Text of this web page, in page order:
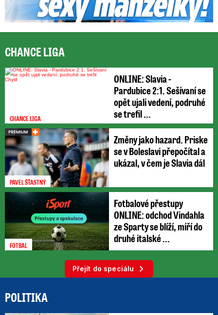
CHANCE LIGA
CHANCE LIGA
ONLINE: Slavia -
Pardubice 2:1. Sešívaní se
opět ujali vedení, podruhé
se trefil ...
PAVEL ŠŤASTNÝ
Změny jako hazard. Priske
se v Boleslavi přepočítal a
ukázal, v čem je Slavia dál
FOTBAL
Fotbalové přestupy
ONLINE: odchod Vindahla
ze Sparty se blíží, míří do
druhé italské ...
Přejít do speciálu
POLITIKA